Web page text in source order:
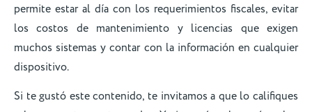
permite estar al día con los requerimientos fiscales, evitar
los costos de mantenimiento y licencias que exigen
muchos sistemas y contar con la información en cualquier
dispositivo.
Si te gustó este contenido, te invitamos a que lo califiques